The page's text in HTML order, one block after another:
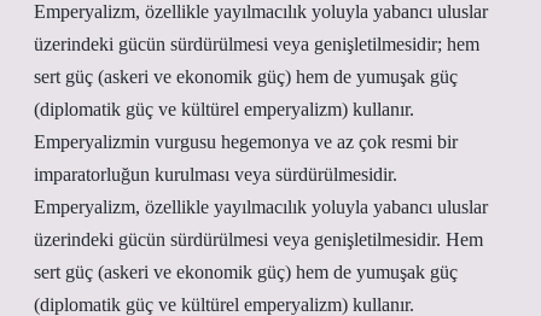
Emperyalizm, özellikle yayılmacılık yoluyla yabancı uluslar
üzerindeki gücün sürdürülmesi veya genişletilmesidir; hem
sert güç (askeri ve ekonomik güç) hem de yumuşak güç
(diplomatik güç ve kültürel emperyalizm) kullanır.
Emperyalizmin vurgusu hegemonya ve az çok resmi bir
imparatorluğun kurulması veya sürdürülmesidir.
Emperyalizm, özellikle yayılmacılık yoluyla yabancı uluslar
üzerindeki gücün sürdürülmesi veya genişletilmesidir. Hem
sert güç (askeri ve ekonomik güç) hem de yumuşak güç
(diplomatik güç ve kültürel emperyalizm) kullanır.